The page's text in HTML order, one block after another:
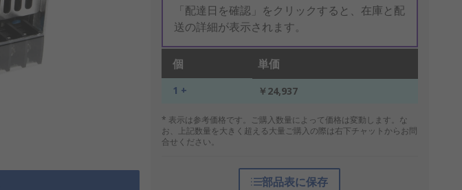
「配達日を確認」をクリックすると、在庫と配
送の詳細が表示されます。
個 単価
1 + ￥24,937
* 表示は参考価格です。ご購入数量によって価格は変動します。な
お、上記数量を大きく超える大量ご購入の際は右下チャットからお問
合せください。
部品表に保存